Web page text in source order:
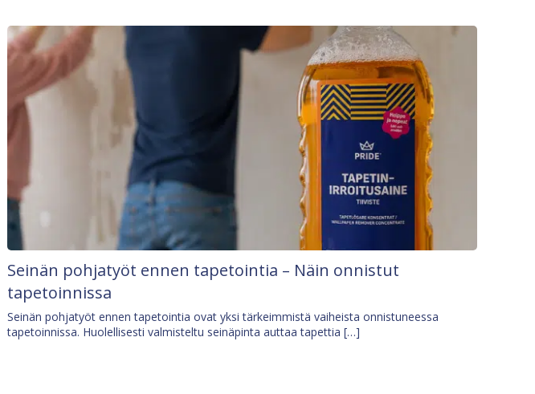
Seinän pohjatyöt ennen tapetointia – Näin onnistut
tapetoinnissa
Seinän pohjatyöt ennen tapetointia ovat yksi tärkeimmistä vaiheista onnistuneessa
tapetoinnissa. Huolellisesti valmisteltu seinäpinta auttaa tapettia […]